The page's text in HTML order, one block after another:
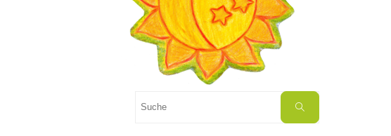
Suchen
Suche